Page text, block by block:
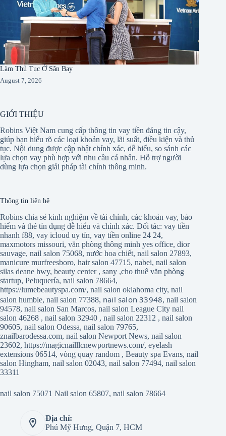
Làm Thủ Tục Ở Sân Bay
August 7, 2026
GIỚI THIỆU
Robins Việt Nam cung cấp thông tin vay tiền đáng tin cậy,
giúp bạn hiểu rõ các loại khoản vay, lãi suất, điều kiện và thủ
tục. Nội dung được cập nhật chính xác, dễ hiểu, so sánh các
lựa chọn vay phù hợp với nhu cầu cá nhân. Hỗ trợ người
dùng lựa chọn giải pháp tài chính thông minh.
Thông tin liên hệ
Robins chia sẻ kinh nghiệm về tài chính, các khoản vay, bảo
hiểm và thẻ tín dụng dễ hiểu và chính xác. Đối tác: vay tiền
nhanh f88, vay icloud uy tín, vay tiền online 24 24,
maxmotors missouri, văn phòng thông minh yes office, dior
sauvage, nail salon 75068, nước hoa chiết, nail salon 27893,
manicure murfreesboro, hair salon 47715, nabei, nail salon
silas deane hwy, beauty center, sany ,cho thuê văn phòng
startup, Peluquería, nail salon 78664,
https://lumebeautyspa.com/, nail salon oklahoma city, nail
salon humble, nail salon 77388, nail salon 33948,nail salon
94578, nail salon San Marcos, nail salon League City nail
salon 46268 , nail salon 32940 , nail salon 22312 , nail salon
90605, nail salon Odessa, nail salon 79765,
znailbarodessa.com, nail salon Newport News, nail salon
23602, https://magicnailllcnewportnews.com/, eyelash
extensions 06514, vòng quay random , Beauty spa Evans, nail
salon Hingham, nail salon 02043, nail salon 77494, nail salon
33311
nail salon 75071 Nail salon 65807, nail salon 78664
Địa chỉ:
Phú Mỹ Hưng, Quận 7, HCM